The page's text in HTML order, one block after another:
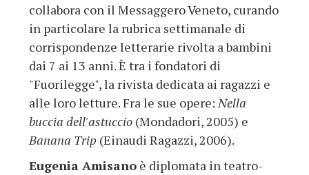
collabora con il Messaggero Veneto, curando
in particolare la rubrica settimanale di
corrispondenze letterarie rivolta a bambini
dai 7 ai 13 anni. È tra i fondatori di
"Fuorilegge", la rivista dedicata ai ragazzi e
alle loro letture. Fra le sue opere:Nella
buccia dell'astuccio (Mondadori, 2005) e
Banana Trip (Einaudi Ragazzi, 2006).
Eugenia Amisano è diplomata in teatro-